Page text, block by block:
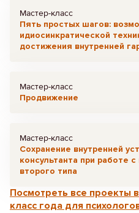
Мастер-класс
Пять простых шагов:
идиосинкратической
достижения внутренней
Мастер-класс
Продвижение
Мастер-класс
Сохранение внутренней
консультанта при работе
второго типа
Посмотреть все проекты
класс года для